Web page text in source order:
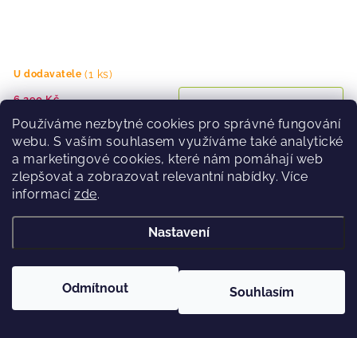
Používáme nezbytné cookies pro správné fungování
webu. S vaším souhlasem využíváme také analytické
a marketingové cookies, které nám pomáhají web
zlepšovat a zobrazovat relevantní nabídky. Více
informací zde.
Nastavení
Odmítnout Souhlasím
U dodavatele (1 ks)
6 290 Kč
Boty Nitro CAVE TLS STEP ON black-charcoal